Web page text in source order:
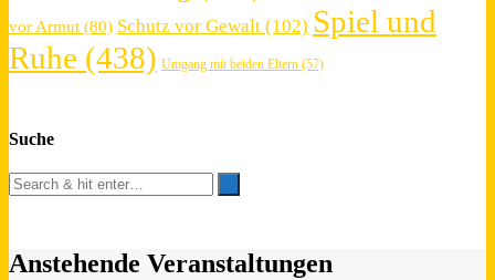
vor Armut (80) Schutz vor Gewalt (102) Spiel und
Ruhe (438) Umgang mit beiden Eltern (57)
Suche
Anstehende Veranstaltungen